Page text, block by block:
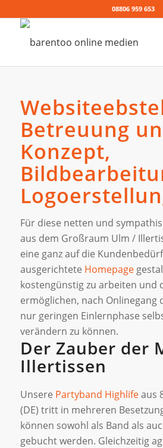
08806 959 653
Betreuung
Konzept,
Für diese netten und
aus dem Großraum Ulm /
eine ganz auf die
ausgerichtete Homepage
kostengünstig zu arbeiten und
ermöglichen, nach Onlinegang
nur geringen Einlernphase
verändern zu können.
Der Zauber der
Illertissen
Unsere Partyband Highlifeaus
(DE) tritt in mehreren
können sowohl als Band als
gebucht werden. Gleichzeitig